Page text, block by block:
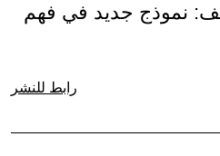
نموذج جديد في فهم
رابط للنشر